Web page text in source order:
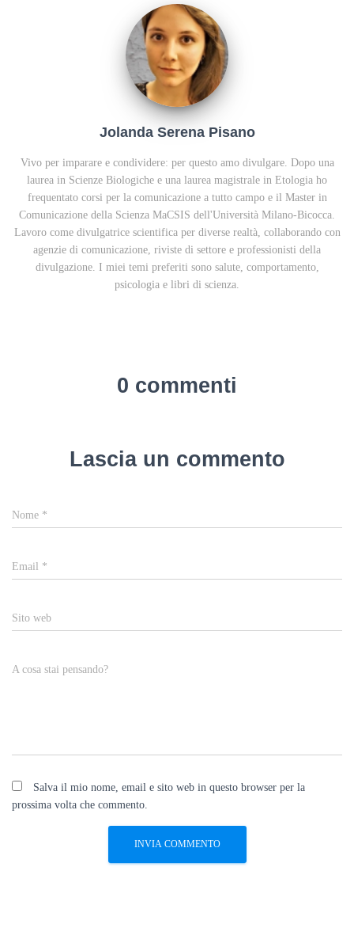
Jolanda Serena Pisano
Vivo per imparare e condividere: per questo amo divulgare. Dopo una
laurea in Scienze Biologiche e una laurea magistrale in Etologia ho
frequentato corsi per la comunicazione a tutto campo e il Master in
Comunicazione della Scienza MaCSIS dell'Università Milano-Bicocca.
Lavoro come divulgatrice scientifica per diverse realtà, collaborando con
agenzie di comunicazione, riviste di settore e professionisti della
divulgazione. I miei temi preferiti sono salute, comportamento,
psicologia e libri di scienza.
0 commenti
Lascia un commento
Nome *
Email *
Sito web
A cosa stai pensando?
Salva il mio nome, email e sito web in questo browser per la
prossima volta che commento.